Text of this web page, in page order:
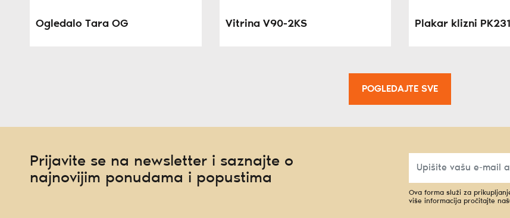
Ogledalo Tara OG Vitrina V90-2KS Plakar klizni
POGLEDAJTE SVE
Prijavite se na newsletter i saznajte o
najnovijim ponudama i popustima
Ova forma služi za
više informacija pročitajte